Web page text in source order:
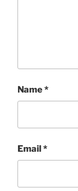
Name*
Email*